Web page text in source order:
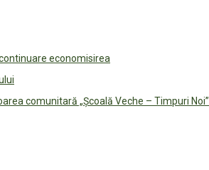
economisirea
comunitară „Școală Veche – Timpuri Noi”